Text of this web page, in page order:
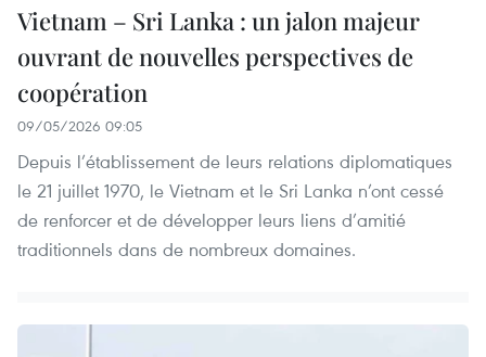
Vietnam – Sri Lanka : un jalon majeur
ouvrant de nouvelles perspectives de
coopération
09/05/2026 09:05
Depuis l’établissement de leurs relations diplomatiques
le 21 juillet 1970, le Vietnam et le Sri Lanka n’ont cessé
de renforcer et de développer leurs liens d’amitié
traditionnels dans de nombreux domaines.